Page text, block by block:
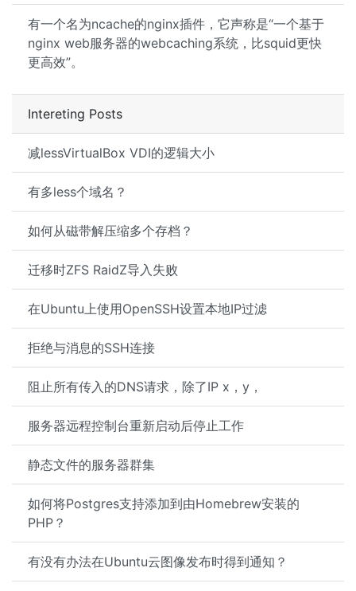
Intereting Posts
减lessVirtualBox VDI的逻辑大小
有多less个域名？
如何从磁带解压缩多个存档？
迁移时ZFS RaidZ导入失败
在Ubuntu上使用OpenSSH设置本地IP过滤
拒绝与消息的SSH连接
阻止所有传入的DNS请求，除了IP x，y，
服务器远程控制台重新启动后停止工作
静态文件的服务器群集
如何将Postgres支持添加到由Homebrew安装的
PHP？
有没有办法在Ubuntu云图像发布时得到通知？
有一个名为ncache的nginx插件，它声称是“一个基于
nginx web服务器的webcaching系统，比squid更快
更高效”。